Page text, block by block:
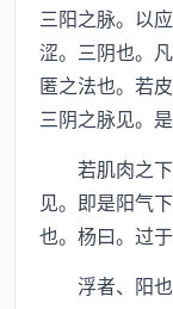
三阳之脉。以
涩。三阴也。
匿之法也。若
三阴之脉见。
若肌肉之下
见。即是阳气
也。杨曰。过
浮者、阳也